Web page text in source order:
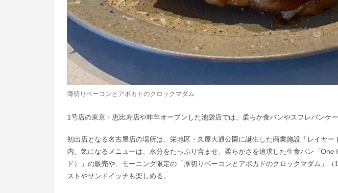
薄切りベーコンとアボカドのクロックマダム
1号店の東京・恵比寿店や昨年オープンした池袋店では、柔らか食パンやスフレパンケ
初出店となる名古屋店の場所は、栄地区・久屋大通公園に誕生した商業施設「レイヤー
内。気になるメニューは、水分をたっぷり含ませ、柔らかさを追求した生食パン「One
ド）」の販売や、モーニング限定の「厚切りベーコンとアボカドのクロックマダム」
ストやサンドイッチも楽しめる。